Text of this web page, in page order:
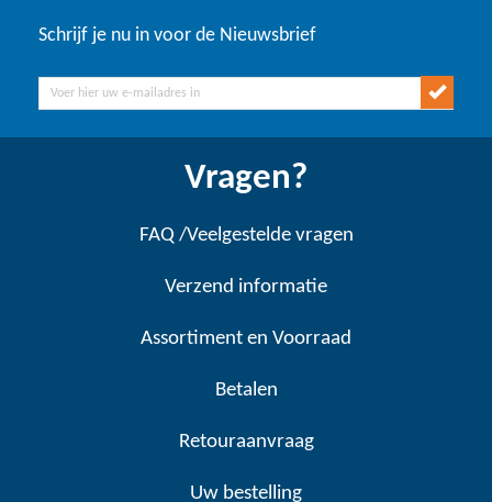
Schrijf je nu in voor de Nieuwsbrief
Vragen?
FAQ /Veelgestelde vragen
Verzend informatie
Assortiment en Voorraad
Betalen
Retouraanvraag
Uw bestelling